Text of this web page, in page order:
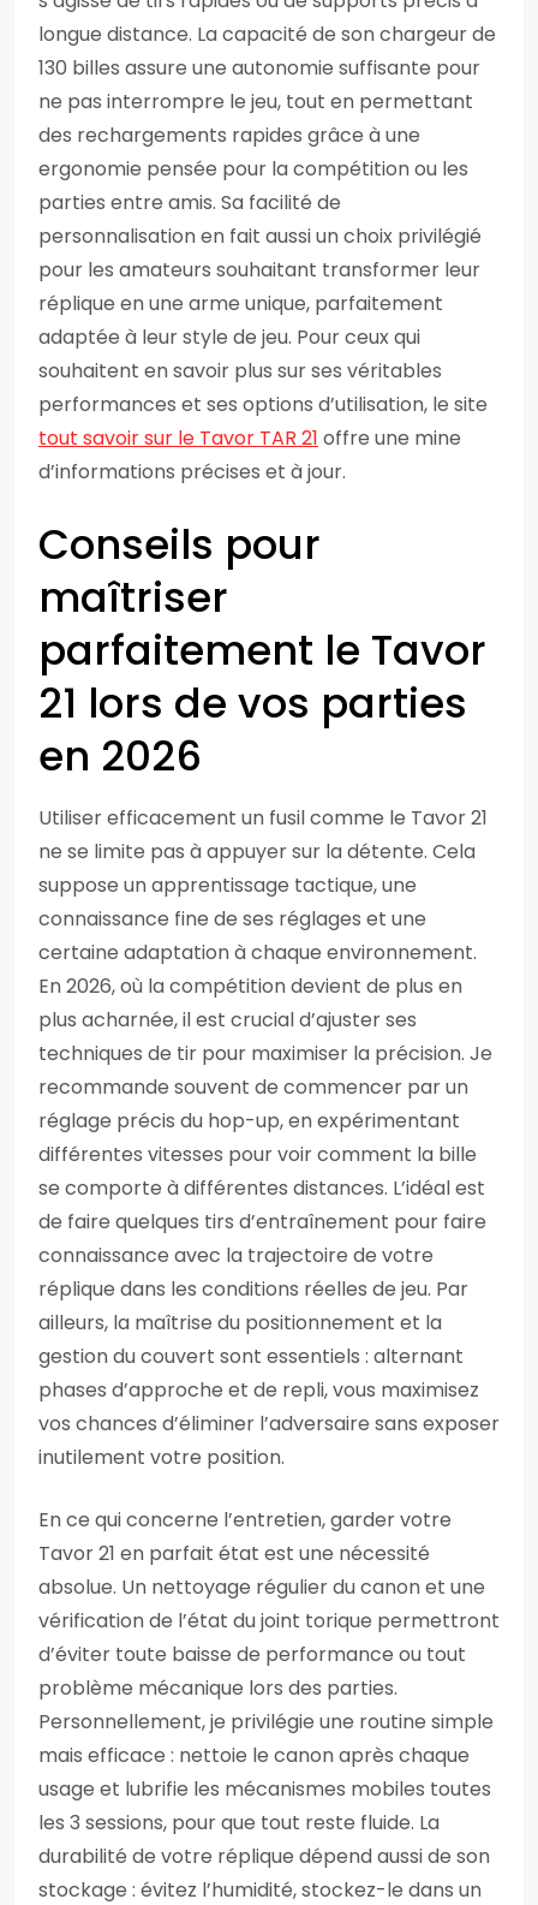
longue distance. La capacité de son chargeur de
130 billes assure une autonomie suffisante pour
ne pas interrompre le jeu, tout en permettant
des rechargements rapides grâce à une
ergonomie pensée pour la compétition ou les
parties entre amis. Sa facilité de
personnalisation en fait aussi un choix privilégié
pour les amateurs souhaitant transformer leur
réplique en une arme unique, parfaitement
adaptée à leur style de jeu. Pour ceux qui
souhaitent en savoir plus sur ses véritables
performances et ses options d’utilisation, le site
tout savoir sur le Tavor TAR 21 offre une mine
d’informations précises et à jour.
Conseils pour
maîtriser
parfaitement le Tavor
21 lors de vos parties
en 2026
Utiliser efficacement un fusil comme le Tavor 21
ne se limite pas à appuyer sur la détente. Cela
suppose un apprentissage tactique, une
connaissance fine de ses réglages et une
certaine adaptation à chaque environnement.
En 2026, où la compétition devient de plus en
plus acharnée, il est crucial d’ajuster ses
techniques de tir pour maximiser la précision. Je
recommande souvent de commencer par un
réglage précis du hop-up, en expérimentant
différentes vitesses pour voir comment la bille
se comporte à différentes distances. L’idéal est
de faire quelques tirs d’entraînement pour faire
connaissance avec la trajectoire de votre
réplique dans les conditions réelles de jeu. Par
ailleurs, la maîtrise du positionnement et la
gestion du couvert sont essentiels : alternant
phases d’approche et de repli, vous maximisez
vos chances d’éliminer l’adversaire sans exposer
inutilement votre position.
En ce qui concerne l’entretien, garder votre
Tavor 21 en parfait état est une nécessité
absolue. Un nettoyage régulier du canon et une
vérification de l’état du joint torique permettront
d’éviter toute baisse de performance ou tout
problème mécanique lors des parties.
Personnellement, je privilégie une routine simple
mais efficace : nettoie le canon après chaque
usage et lubrifie les mécanismes mobiles toutes
les 3 sessions, pour que tout reste fluide. La
durabilité de votre réplique dépend aussi de son
stockage : évitez l’humidité, stockez-le dans un